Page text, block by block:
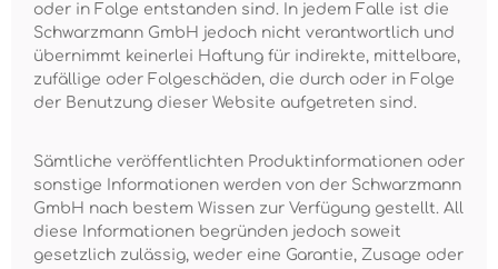
oder in Folge entstanden sind. In jedem Falle ist die
Schwarzmann GmbH jedoch nicht verantwortlich und
übernimmt keinerlei Haftung für indirekte, mittelbare,
zufällige oder Folgeschäden, die durch oder in Folge
der Benutzung dieser Website aufgetreten sind.
Sämtliche veröffentlichten Produktinformationen oder
sonstige Informationen werden von der Schwarzmann
GmbH nach bestem Wissen zur Verfügung gestellt. All
diese Informationen begründen jedoch soweit
gesetzlich zulässig, weder eine Garantie, Zusage oder